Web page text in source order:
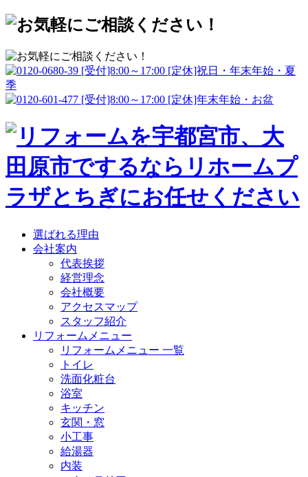
選ばれる理由
会社案内
代表挨拶
経営理念
会社概要
アクセスマップ
スタッフ紹介
リフォームメニュー
リフォームメニュー 一覧
トイレ
洗面化粧台
浴室
キッチン
玄関・窓
小工事
給湯器
内装